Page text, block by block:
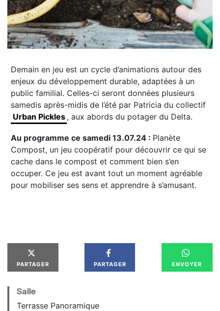
Demain en jeu est un cycle d’animations autour des
enjeux du développement durable, adaptées à un
public familial. Celles-ci seront données plusieurs
samedis après-midis de l’été par Patricia du collectif
Urban Pickles , aux abords du potager du Delta.
Au programme ce samedi 13.07.24 : Planète
Compost, un jeu coopératif pour découvrir ce qui se
cache dans le compost et comment bien s’en
occuper. Ce jeu est avant tout un moment agréable
pour mobiliser ses sens et apprendre à s’amusant.
PARTAGER PARTAGER ENVOYER
Salle
Terrasse Panoramique